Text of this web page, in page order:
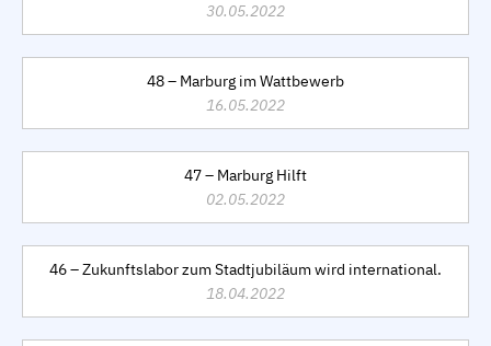
30.05.2022
48 – Marburg im Wattbewerb
16.05.2022
47 – Marburg Hilft
02.05.2022
46 – Zukunftslabor zum Stadtjubiläum wird international.
18.04.2022